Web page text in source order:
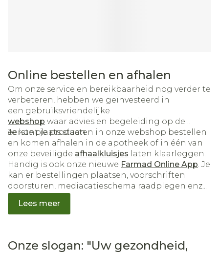
Online bestellen en afhalen
Om onze service en bereikbaarheid nog verder te
verbeteren, hebben we geïnvesteerd in
een gebruiksvriendelijke
webshop waar advies en begeleiding op de
eerste plaats staan.
Je kunt je producten in onze webshop bestellen
en komen afhalen in de apotheek of in één van
onze beveiligde afhaalkluisjes laten klaarleggen.
Handig is ook onze nieuwe Farmad Online App. Je
kan er bestellingen plaatsen, voorschriften
doorsturen, mediacatieschema raadplegen enz...
Lees meer
Onze slogan: "Uw gezondheid,